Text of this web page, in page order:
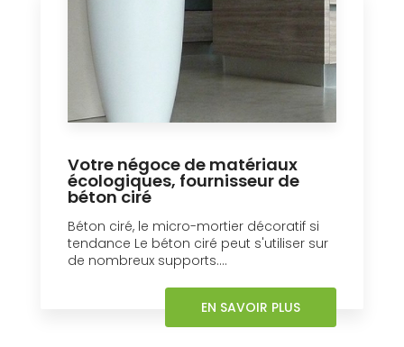
Votre négoce de matériaux
écologiques, fournisseur de
béton ciré
Béton ciré, le micro-mortier décoratif si
tendance Le béton ciré peut s'utiliser sur
de nombreux supports....
EN SAVOIR PLUS